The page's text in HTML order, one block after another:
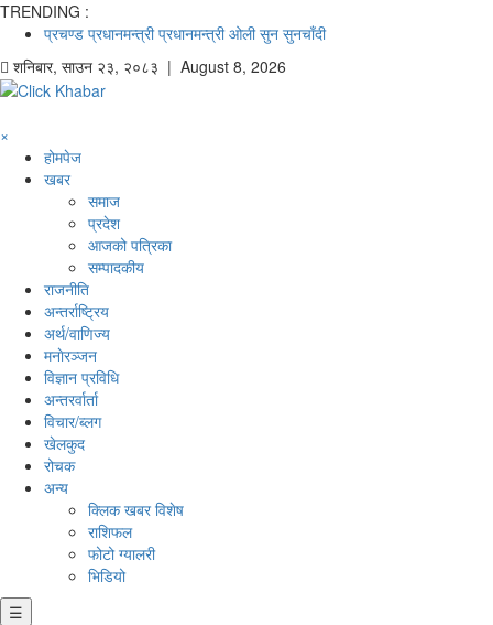
TRENDING :
प्रचण्ड प्रधानमन्त्री प्रधानमन्त्री ओली सुन सुनचाँदी
शनिबार, साउन २३, २०८३ | August 8, 2026
×
होमपेज
खबर
समाज
प्रदेश
आजको पत्रिका
सम्पादकीय
राजनीति
अन्तर्राष्ट्रिय
अर्थ/वाणिज्य
मनाेरञ्जन
विज्ञान प्रविधि
अन्तरर्वार्ता
विचार/ब्लग
खेलकुद
रोचक
अन्य
क्लिक खबर विशेष
राशिफल
फोटो ग्यालरी
भिडियो
☰